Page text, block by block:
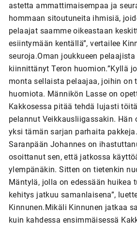
astetta ammattimaisempaa ja
hommaan sitoutuneita ihmisiä,
pelaajat saamme oikeastaan
esiintymään kentällä”, vertailee
seuroja.Oman joukkueen
kiinnittänyt Teron huomion.”Kyllä
monta sellaista pelaajaa, joihin on
huomiota. Männikön Lasse on
Kakkosessa pitää tehdä lujasti
pelannut Veikkausliigassakin. Hän
yksi tämän sarjan parhaita
Saranpään Johannes on
osoittanut sen, että jatkossa
ylempänäkin. Sitten on tietenkin
Mäntylä, jolla on edessään huikea
kehitys jatkuu samanlaisena”,
Kinnunen.Mikäli Kinnunen jatkaa
kuin kahdessa ensimmäisessä